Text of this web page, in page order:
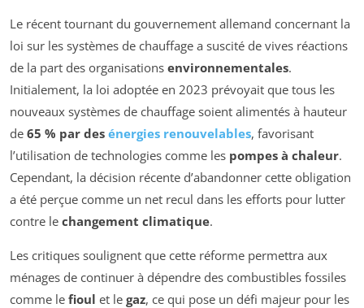
Le récent tournant du gouvernement allemand concernant la
loi sur les systèmes de chauffage a suscité de vives réactions
de la part des organisations environnementales.
Initialement, la loi adoptée en 2023 prévoyait que tous les
nouveaux systèmes de chauffage soient alimentés à hauteur
de 65 % par des énergies renouvelables, favorisant
l’utilisation de technologies comme les pompes à chaleur.
Cependant, la décision récente d’abandonner cette obligation
a été perçue comme un net recul dans les efforts pour lutter
contre le changement climatique.
Les critiques soulignent que cette réforme permettra aux
ménages de continuer à dépendre des combustibles fossiles
comme le fioul et le gaz, ce qui pose un défi majeur pour les